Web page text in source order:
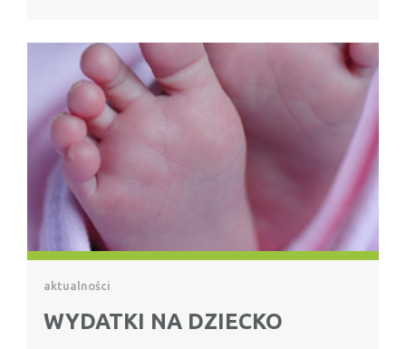
aktualności
WYDATKI NA DZIECKO